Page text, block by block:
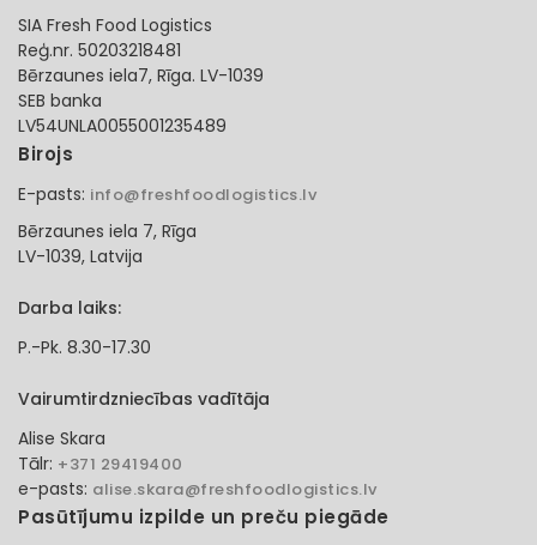
SIA Fresh Food Logistics
Reģ.nr. 50203218481
Bērzaunes iela7, Rīga. LV-1039
SEB banka
LV54UNLA0055001235489
Birojs
E-pasts: info@freshfoodlogistics.lv
Bērzaunes iela 7, Rīga
LV-1039, Latvija
Darba laiks:
P.-Pk. 8.30-17.30
Vairumtirdzniecības vadītāja
Alise Skara
Tālr: +371 29419400
e-pasts: alise.skara@freshfoodlogistics.lv
Pasūtījumu izpilde un preču piegāde